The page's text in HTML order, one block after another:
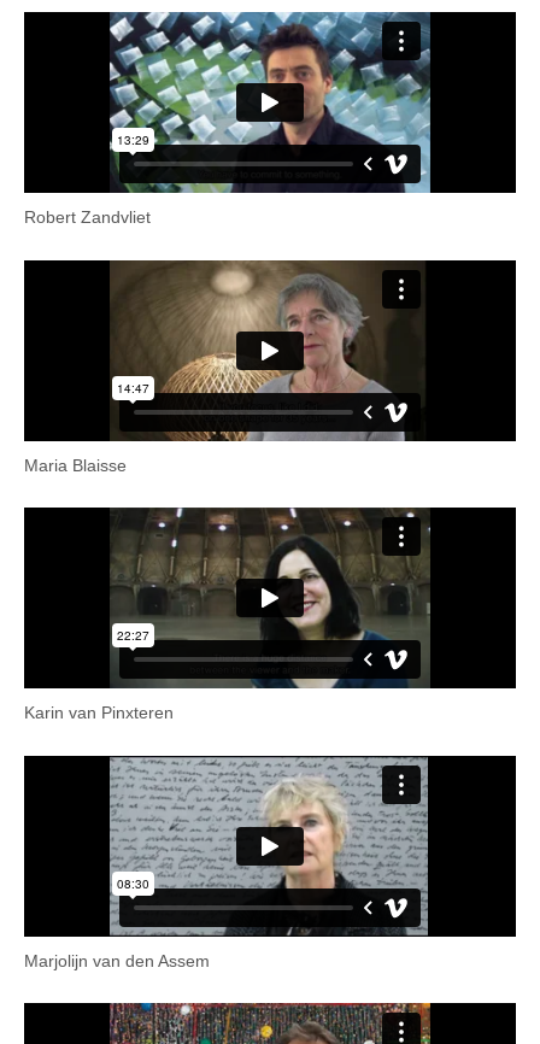
Robert Zandvliet
Maria Blaisse
Karin van Pinxteren
Marjolijn van den Assem